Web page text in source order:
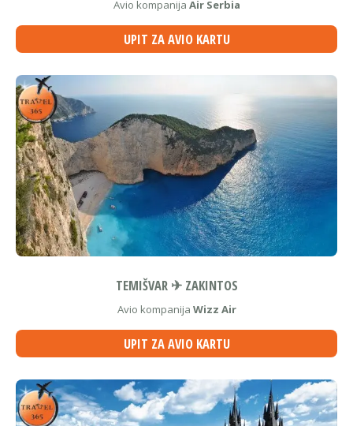
Avio kompanija Air Serbia
UPIT ZA AVIO KARTU
TEMIŠVAR ✈ ZAKINTOS
Avio kompanija Wizz Air
UPIT ZA AVIO KARTU